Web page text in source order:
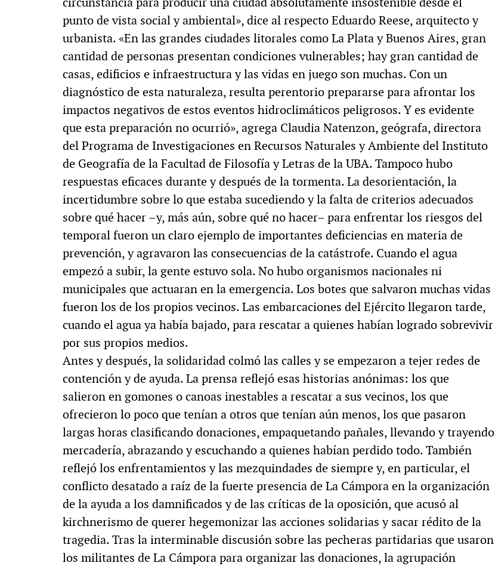
punto de vista social y ambiental», dice al respecto Eduardo Reese, arquitecto y
urbanista. «En las grandes ciudades litorales como La Plata y Buenos Aires, gran
cantidad de personas presentan condiciones vulnerables; hay gran cantidad de
casas, edificios e infraestructura y las vidas en juego son muchas. Con un
diagnóstico de esta naturaleza, resulta perentorio prepararse para afrontar los
impactos negativos de estos eventos hidroclimáticos peligrosos. Y es evidente
que esta preparación no ocurrió», agrega Claudia Natenzon, geógrafa, directora
del Programa de Investigaciones en Recursos Naturales y Ambiente del Instituto
de Geografía de la Facultad de Filosofía y Letras de la UBA. Tampoco hubo
respuestas eficaces durante y después de la tormenta. La desorientación, la
incertidumbre sobre lo que estaba sucediendo y la falta de criterios adecuados
sobre qué hacer –y, más aún, sobre qué no hacer– para enfrentar los riesgos del
temporal fueron un claro ejemplo de importantes deficiencias en materia de
prevención, y agravaron las consecuencias de la catástrofe. Cuando el agua
empezó a subir, la gente estuvo sola. No hubo organismos nacionales ni
municipales que actuaran en la emergencia. Los botes que salvaron muchas vidas
fueron los de los propios vecinos. Las embarcaciones del Ejército llegaron tarde,
cuando el agua ya había bajado, para rescatar a quienes habían logrado sobrevivir
por sus propios medios.
Antes y después, la solidaridad colmó las calles y se empezaron a tejer redes de
contención y de ayuda. La prensa reflejó esas historias anónimas: los que
salieron en gomones o canoas inestables a rescatar a sus vecinos, los que
ofrecieron lo poco que tenían a otros que tenían aún menos, los que pasaron
largas horas clasificando donaciones, empaquetando pañales, llevando y trayendo
mercadería, abrazando y escuchando a quienes habían perdido todo. También
reflejó los enfrentamientos y las mezquindades de siempre y, en particular, el
conflicto desatado a raíz de la fuerte presencia de La Cámpora en la organización
de la ayuda a los damnificados y de las críticas de la oposición, que acusó al
kirchnerismo de querer hegemonizar las acciones solidarias y sacar rédito de la
tragedia. Tras la interminable discusión sobre las pecheras partidarias que usaron
los militantes de La Cámpora para organizar las donaciones, la agrupación